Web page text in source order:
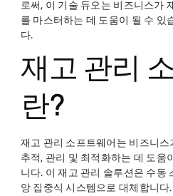
로써, 이 기술 듀오는 비즈니스가
를 마스터하는 데 도움이 될 수 있
다.
재고 관리
란?
재고 관리 소프트웨어는 비즈니
추적, 관리 및 최적화하는 데 도움
니다. 이 재고 관리 솔루션은 수동
앙 집중식 시스템으로 대체합니다